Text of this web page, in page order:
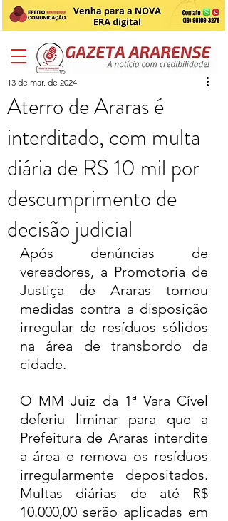
Aterro de Araras é
interditado, com multa
diária de R$ 10 mil por
descumprimento de
decisão judicial
13 de mar. de 2024
Após denúncias de
vereadores, a Promotoria de
Justiça de Araras tomou
medidas contra a disposição
irregular de resíduos sólidos
na área de transbordo da
cidade.
O MM Juiz da 1ª Vara Cível
deferiu liminar para que a
Prefeitura de Araras interdite
a área e remova os resíduos
irregularmente depositados.
Multas diárias de até R$
10.000,00 serão aplicadas em